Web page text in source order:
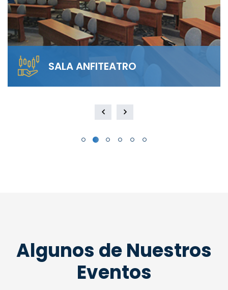
SALA ANFITEATRO
Alquila nuestra Sala Anfiteatro para 40
personas. El diseño escalonado garantiza
Algunos de Nuestros
Eventos